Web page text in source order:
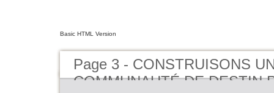
Basic HTML Version
Page 3 - CONSTRUISONS
COMMUNAUTÉ DE DESTIN